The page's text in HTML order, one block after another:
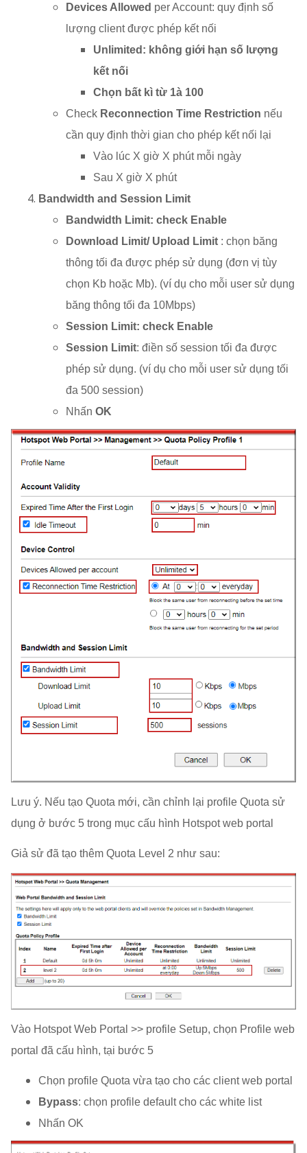
Devices Allowed per Account: quy định số
lượng client được phép kết nối
Unlimited: không giới hạn số lượng
kết nối
Chọn bất kì từ 1à 100
Check Reconnection Time Restriction nếu
cần quy định thời gian cho phép kết nối lại
Vào lúc X giờ X phút mỗi ngày
Sau X giờ X phút
Bandwidth and Session Limit
Bandwidth Limit: check Enable
Download Limit/ Upload Limit : chọn băng
thông tối đa được phép sử dụng (đơn vị tùy
chọn Kb hoặc Mb). (ví dụ cho mỗi user sử dụng
băng thông tối đa 10Mbps)
Session Limit: check Enable
Session Limit: điền số session tối đa được
phép sử dụng. (ví dụ cho mỗi user sử dụng tối
đa 500 session)
Nhấn OK
Lưu ý. Nếu tạo Quota mới, cần chỉnh lại profile Quota sử
dụng ở bước 5 trong mục cấu hình Hotspot web portal
Giả sử đã tạo thêm Quota Level 2 như sau:
Vào Hotspot Web Portal >> profile Setup, chọn Profile web
portal đã cấu hình, tại bước 5
Chọn profile Quota vừa tạo cho các client web portal
Bypass: chọn profile default cho các white list
Nhấn OK